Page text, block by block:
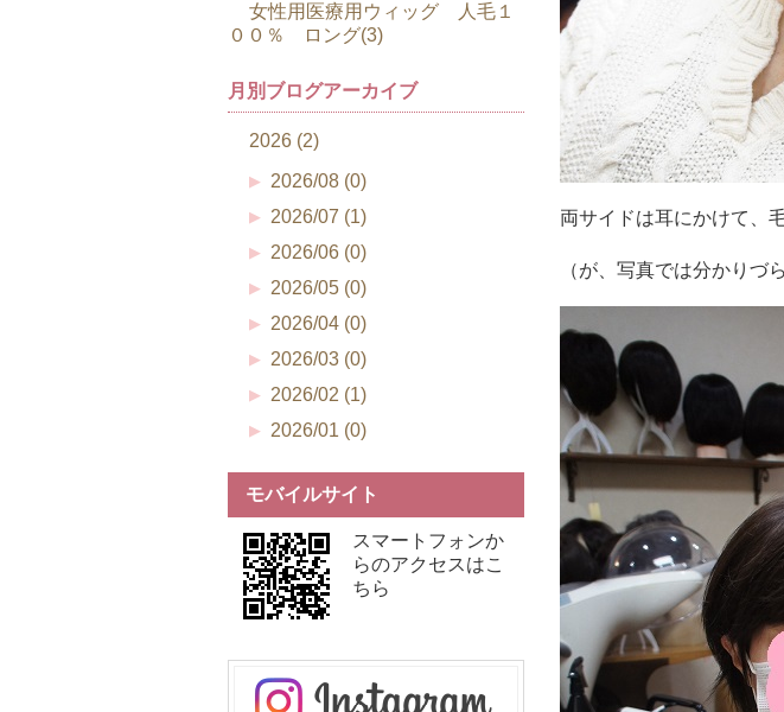
両サイドは耳にかけて、
（が、写真では分かりづ
女性用医療用ウィッグ 人毛１
００％ ロング(3)
月別ブログアーカイブ
2026 (2)
2026/08 (0)
2026/07 (1)
2026/06 (0)
2026/05 (0)
2026/04 (0)
2026/03 (0)
2026/02 (1)
2026/01 (0)
モバイルサイト
スマートフォンか
らのアクセスはこ
ちら